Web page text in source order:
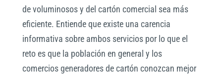
de voluminosos y del cartón comercial sea más
eficiente. Entiende que existe una carencia
informativa sobre ambos servicios por lo que el
reto es que la población en general y los
comercios generadores de cartón conozcan mejor